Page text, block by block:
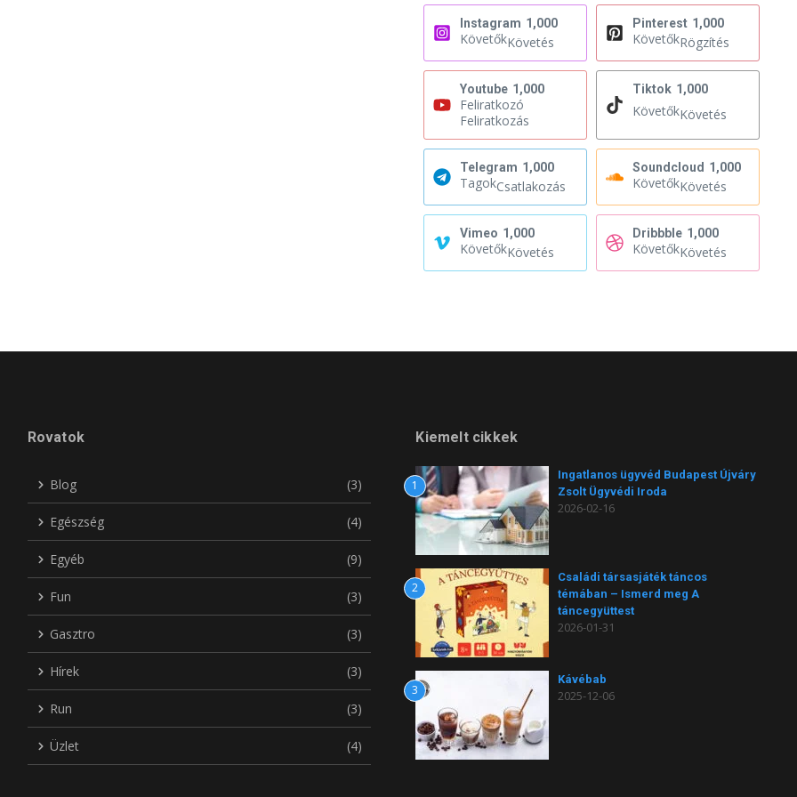
Instagram 1,000
KövetőkKövetés
Pinterest 1,000
KövetőkRögzítés
Youtube 1,000
Feliratkozó
Feliratkozás
Tiktok 1,000
KövetőkKövetés
Telegram 1,000
TagokCsatlakozás
Soundcloud 1,000
KövetőkKövetés
Vimeo 1,000
KövetőkKövetés
Dribbble 1,000
KövetőkKövetés
Rovatok
Blog (3)
Egészség (4)
Egyéb (9)
Fun (3)
Gasztro (3)
Hírek (3)
Run (3)
Üzlet (4)
Kiemelt cikkek
1
Ingatlanos ügyvéd Budapest Újváry
Zsolt Ügyvédi Iroda
2026-02-16
2
Családi társasjáték táncos
témában – Ismerd meg A
táncegyüttest
2026-01-31
3
Kávébab
2025-12-06